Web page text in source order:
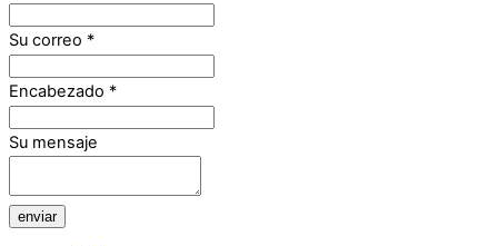
Su correo *
Encabezado *
Su mensaje
enviar